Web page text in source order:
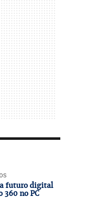
futuro digital
360 no PC